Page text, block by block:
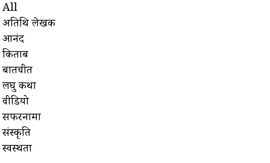
All
अतिथि लेखक
आनंद
किताबें
बातचीत
लघु कथा
वीडियो
सफरनामा
संस्कृति
स्वस्थता